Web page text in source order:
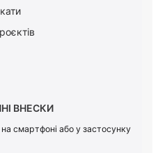
ВНЕСКИ
смартфоні або у застосунку